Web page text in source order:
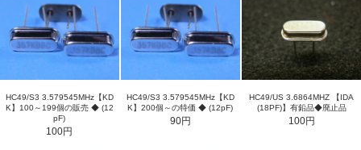
HC49/S3 3.579545MHz【KD
K】100～199個の販売 ◆ (12
pF)
100円
HC49/S3 3.579545MHz【KD
K】200個～の特価 ◆ (12pF)
90円
HC49/US 3.6864MHZ 【IDA
(18PF)】有鉛品◆廃止品
100円